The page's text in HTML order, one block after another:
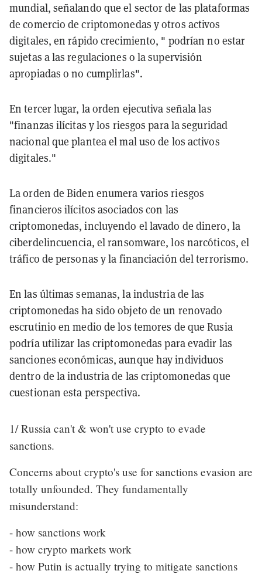
mundial, señalando que el sector de las plataformas
de comercio de criptomonedas y otros activos
digitales, en rápido crecimiento, " podrían no estar
sujetas a las regulaciones o la supervisión
apropiadas o no cumplirlas".
En tercer lugar, la orden ejecutiva señala las
"finanzas ilícitas y los riesgos para la seguridad
nacional que plantea el mal uso de los activos
digitales."
La orden de Biden enumera varios riesgos
financieros ilícitos asociados con las
criptomonedas, incluyendo el lavado de dinero, la
ciberdelincuencia, el ransomware, los narcóticos, el
tráfico de personas y la financiación del terrorismo.
En las últimas semanas, la industria de las
criptomonedas ha sido objeto de un renovado
escrutinio en medio de los temores de que Rusia
podría utilizar las criptomonedas para evadir las
sanciones económicas, aunque hay individuos
dentro de la industria de las criptomonedas que
cuestionan esta perspectiva.
1/ Russia can't & won't use crypto to evade
sanctions.
Concerns about crypto's use for sanctions evasion are
totally unfounded. They fundamentally
misunderstand:
- how sanctions work
- how crypto markets work
- how Putin is actually trying to mitigate sanctions